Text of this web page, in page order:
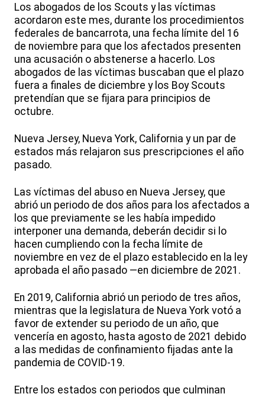
Los abogados de los Scouts y las víctimas
acordaron este mes, durante los procedimientos
federales de bancarrota, una fecha límite del 16
de noviembre para que los afectados presenten
una acusación o abstenerse a hacerlo. Los
abogados de las víctimas buscaban que el plazo
fuera a finales de diciembre y los Boy Scouts
pretendían que se fijara para principios de
octubre.
Nueva Jersey, Nueva York, California y un par de
estados más relajaron sus prescripciones el año
pasado.
Las víctimas del abuso en Nueva Jersey, que
abrió un periodo de dos años para los afectados a
los que previamente se les había impedido
interponer una demanda, deberán decidir si lo
hacen cumpliendo con la fecha límite de
noviembre en vez de el plazo establecido en la ley
aprobada el año pasado —en diciembre de 2021.
En 2019, California abrió un periodo de tres años,
mientras que la legislatura de Nueva York votó a
favor de extender su periodo de un año, que
vencería en agosto, hasta agosto de 2021 debido
a las medidas de confinamiento fijadas ante la
pandemia de COVID-19.
Entre los estados con periodos que culminan